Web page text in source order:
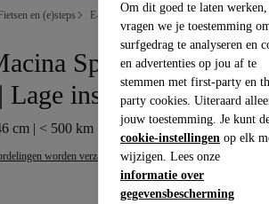
Om dit goed te laten werken,
vragen we je toestemming
surfgedrag te analyseren en
en advertenties op jou af te
stemmen met first-party en
party cookies. Uiteraard
jouw toestemming. Je kunt
cookie-instellingen op elk
wijzigen. Lees onze
informatie over
gegevensbescherming
en (e)steps E-bikes
Sport 510 PTS
Lage instap
cm | < 500 km
worden verzameld)